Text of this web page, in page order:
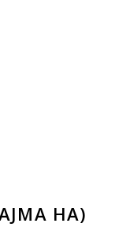
HA)